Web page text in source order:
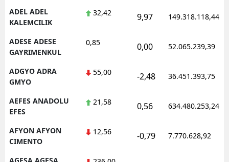
ADEL ADEL
KALEMCILIK
32,42 9,97 149.318.118,44
ADESE ADESE
GAYRIMENKUL
0,85 0,00 52.065.239,39
ADGYO ADRA
GMYO
55,00 -2,48 36.451.393,75
AEFES ANADOLU
EFES
21,58 0,56 634.480.253,24
AFYON AFYON
CIMENTO
12,56 -0,79 7.770.628,92